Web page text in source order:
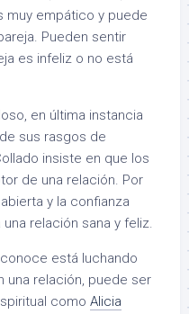
muy empático y puede
Pueden sentir
es infeliz o no está
en última instancia
sus rasgos de
insiste en que los
de una relación. Por
y la confianza
relación sana y feliz.
está luchando
relación, puede ser
como Alicia